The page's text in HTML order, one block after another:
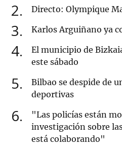
2 Directo: Olympique
3 Karlos Arguiñano ya
4
El municipio de
este sábado
5
Bilbao se despide de
deportivas
6
"Las policías están
investigación sobre
está colaborando"